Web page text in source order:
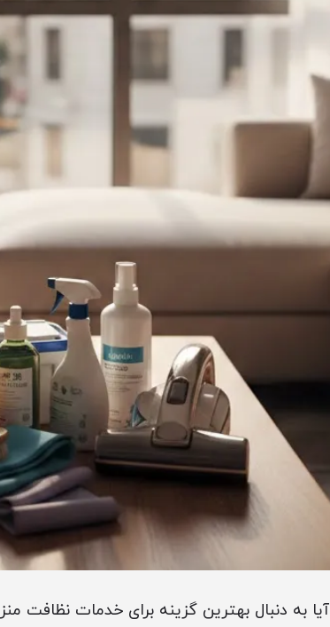
آیا به دنبال بهترین گزینه برای خدمات نظافت